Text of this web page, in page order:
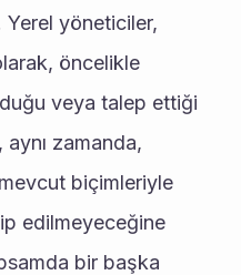
yöneticiler,
öncelikle
veya talep ettiği
zamanda,
biçimleriyle
edilmeyeceğine
bir başka